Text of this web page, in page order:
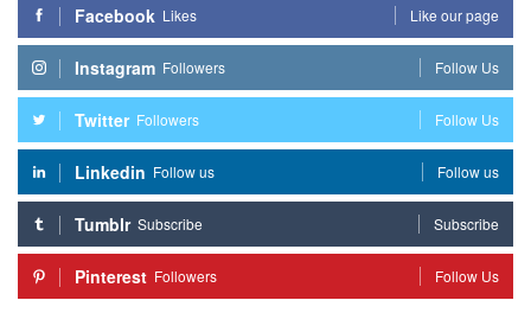
Facebook Likes Like our page
Instagram Followers Follow Us
Twitter Followers Follow Us
Linkedin Follow us Follow us
Tumblr Subscribe Subscribe
Pinterest Followers Follow Us